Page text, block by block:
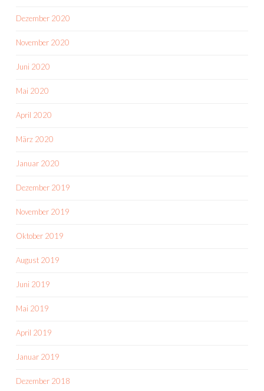
Dezember 2020
November 2020
Juni 2020
Mai 2020
April 2020
März 2020
Januar 2020
Dezember 2019
November 2019
Oktober 2019
August 2019
Juni 2019
Mai 2019
April 2019
Januar 2019
Dezember 2018